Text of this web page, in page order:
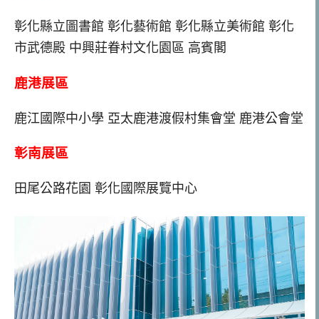
彰化縣立圖書館 彰化藝術館 彰化縣立美術館 彰化
市武德殿 中興莊眷村文化園區 高賓閣
鹿港展區
鹿江國際中小學 亞太鹿港渡假村集會堂 鹿港公會堂
彰南展區
田尾公路花園 彰化國際展覽中心